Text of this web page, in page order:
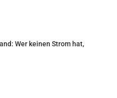
Wer keinen Strom hat,